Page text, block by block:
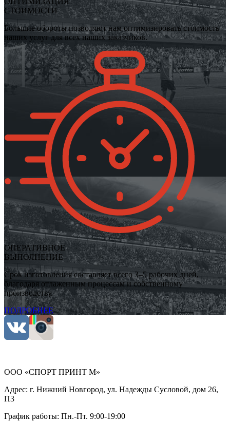
СТОИМОСТИ
Большие обороты позволяют нам оптимизировать стоимость
наших услуг для всех наших заказчиков.
ОПЕРАТИВНОЕ
ВЫПОЛНЕНИЕ
Срок изготовления составляет всего 3–5 рабочих дней,
благодаря отлаженным процессам и собственному
производству.
ПОДРОБНЕЕ
ООО «СПОРТ ПРИНТ М»
Адрес: г. Нижний Новгород, ул. Надежды Сусловой, дом 26,
П3
График работы: Пн.-Пт. 9:00-19:00